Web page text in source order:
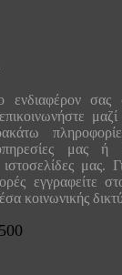
ενδιαφέρον σας
μας ή
ιστοσελίδες μας.
εγγραφείτε
κοινωνικής